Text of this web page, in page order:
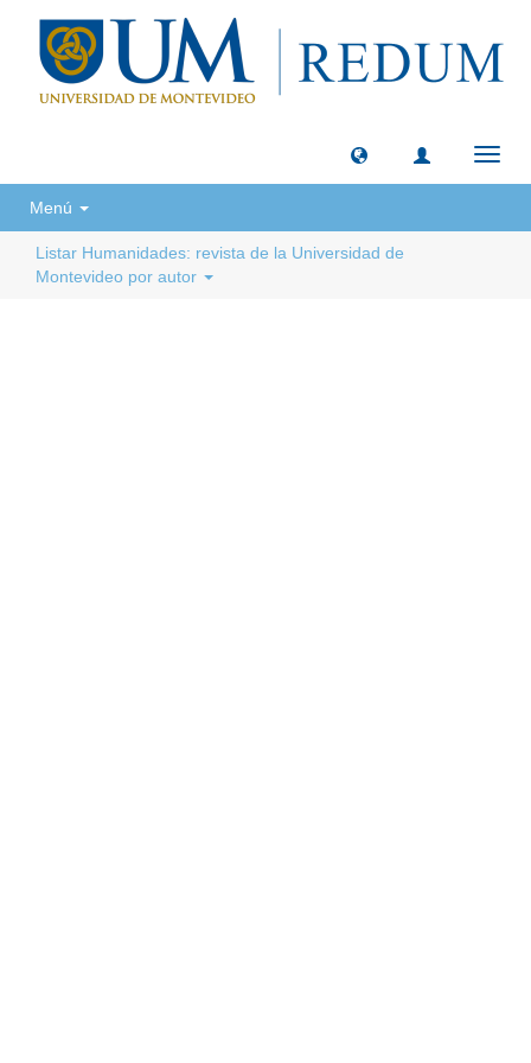
Menú
Listar Humanidades: revista de la Universidad de
Montevideo por autor